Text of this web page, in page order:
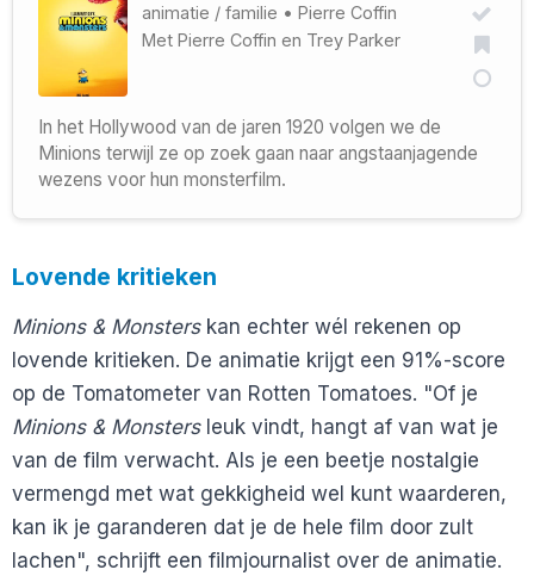
animatie / familie • Pierre Coffin
Met Pierre Coffin en Trey Parker
In het Hollywood van de jaren 1920 volgen we de
Minions terwijl ze op zoek gaan naar angstaanjagende
wezens voor hun monsterfilm.
Lovende kritieken
Minions & Monsterskan echter wél rekenen op
lovende kritieken. De animatie krijgt een 91%-score
op de Tomatometer van Rotten Tomatoes. "Of je
Minions & Monstersleuk vindt, hangt af van wat je
van de film verwacht. Als je een beetje nostalgie
vermengd met wat gekkigheid wel kunt waarderen,
kan ik je garanderen dat je de hele film door zult
lachen", schrijft een filmjournalist over de animatie.